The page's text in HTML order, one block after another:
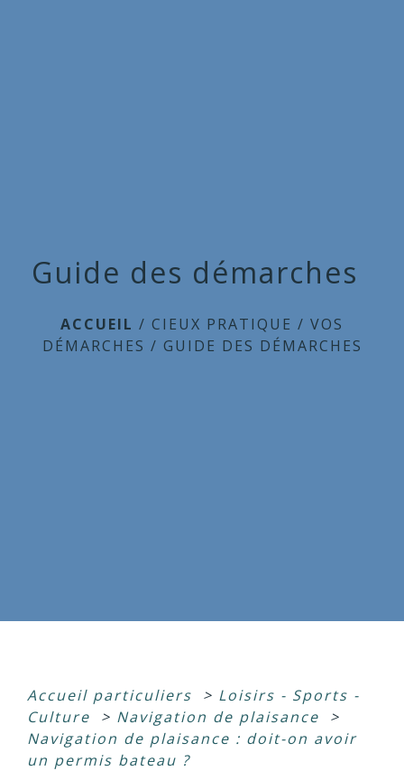
Guide des démarches
ACCUEIL / CIEUX PRATIQUE / VOS
DÉMARCHES / GUIDE DES DÉMARCHES
Accueil particuliers > Loisirs - Sports -
Culture
> Navigation de plaisance
>
Navigation de plaisance : doit-on avoir
un permis bateau ?